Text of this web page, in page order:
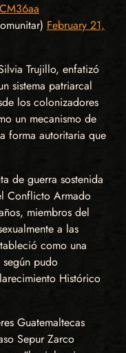
February 21,
Trujillo, enfatizó
sistema patriarcal
los colonizadores
un mecanismo de
forma autoritaria que
de guerra sostenida
Conflicto Armado
miembros del
a las
como una
pudo
Histórico
Guatemaltecas
Sepur Zarco